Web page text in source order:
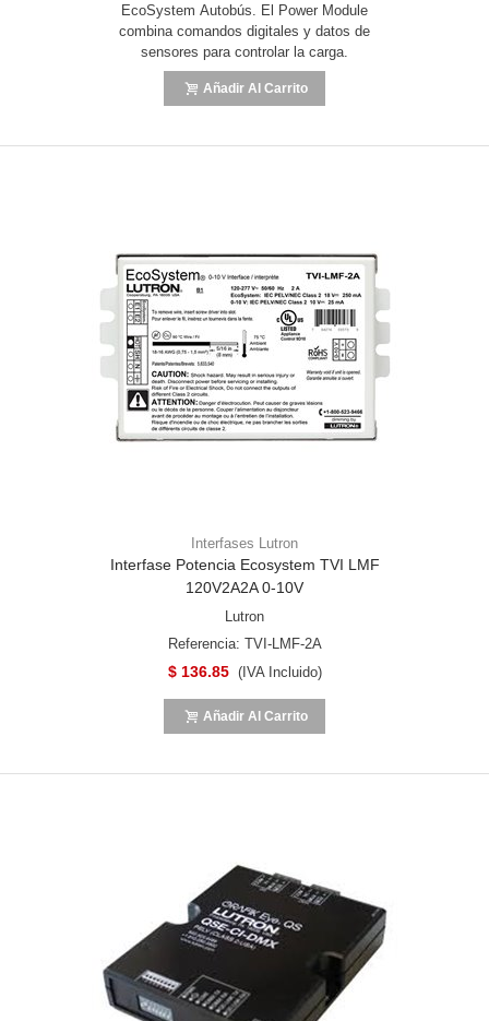
EcoSystem Autobús. El Power Module
combina comandos digitales y datos de
sensores para controlar la carga.
Añadir Al Carrito
Interfases Lutron
Interfase Potencia Ecosystem TVI LMF
120V2A2A 0-10V
Lutron
Referencia: TVI-LMF-2A
$ 136.85 (IVA Incluido)
Añadir Al Carrito